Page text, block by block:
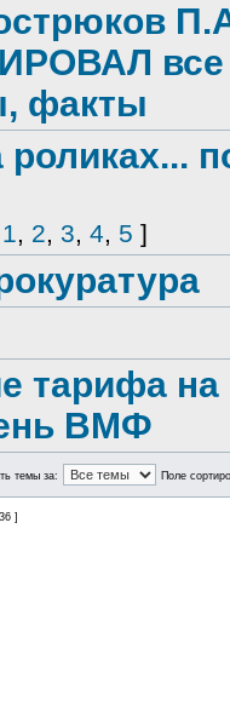
все
факты
роликах...
1, 2, 3, 4, 5 ]
тарифа на
ВМФ
темы за: Поле
]